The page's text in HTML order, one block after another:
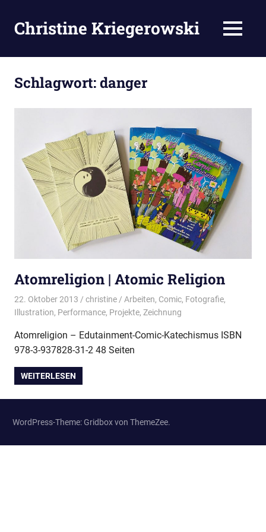
Inhalt
springen
Christine Kriegerowski MENÜ
Schlagwort:danger
Atomreligion | Atomic Religion
22. Oktober 2013 christine Arbeiten, Comic, Fotografie,
Illustration, Performance, Projekte, Zeichnung
Atomreligion – Edutainment-Comic-Katechismus ISBN
978-3-937828-31-2 48 Seiten
WEITERLESEN
WordPress-Theme: Gridbox von ThemeZee.